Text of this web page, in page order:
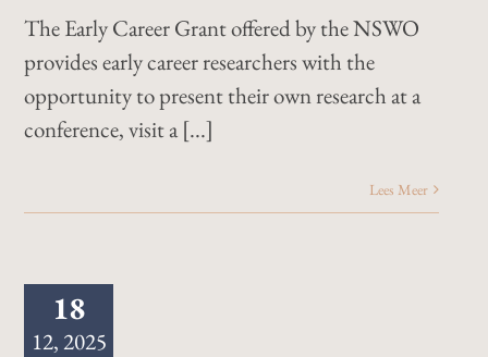
The Early Career Grant offered by the NSWO
provides early career researchers with the
opportunity to present their own research at a
conference, visit a [...]
Lees Meer
18
12, 2025